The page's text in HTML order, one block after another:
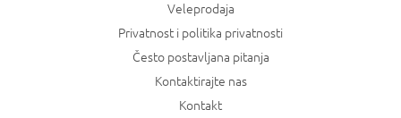
Veleprodaja
Privatnost i politika privatnosti
Često postavljana pitanja
Kontaktirajte nas
Kontakt